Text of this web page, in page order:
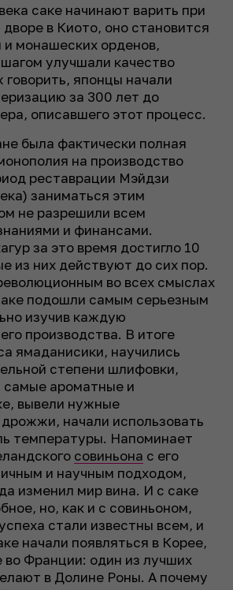
саке начинают варить при
в Киото, оно становится
и монашеских орденов,
улучшали качество
японцы начали
за 300 лет до
описавшего этот процесс.
была фактически полная
на производство
реставрации Мэйдзи
заниматься этим
не разрешили всем
и финансами.
за это время достигло 10
из них действуют до сих пор.
во всех смыслах
подошли самым серьезным
изучив каждую
производства. В итоге
ямаданисики, научились
степени шлифовки,
самые ароматные и
вывели нужные
начали использовать
температуры. Напоминает
совиньона с его
и научным подходом,
изменил мир вина. И с саке
но, как и с совиньоном,
стали известны всем, и
начали появляться в Корее,
Франции: один из лучших
в Долине Роны. А почему